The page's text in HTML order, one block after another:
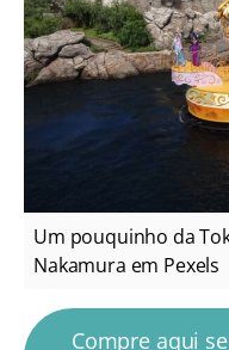
Um pouquinho da
Nakamura em Pexels
Compre aqui